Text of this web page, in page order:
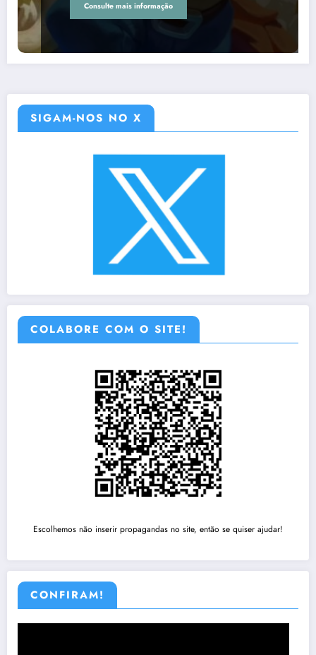
Consulte mais informação
SIGAM-NOS NO X
COLABORE COM O SITE!
Escolhemos não inserir propagandas no site, então se quiser ajudar!
CONFIRAM!